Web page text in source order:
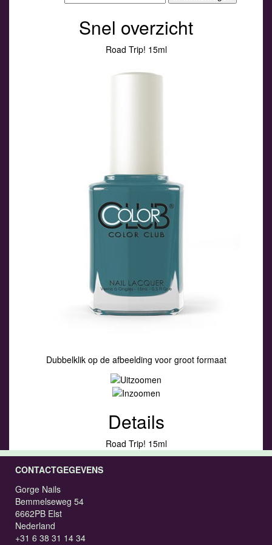
Snel overzicht
Road Trip! 15ml
Dubbelklik op de afbeelding voor groot formaat
Details
Road Trip! 15ml
CONTACTGEGEVENS
Gorge Nails
Bemmelseweg 54
6662PB Elst
Nederland
+31 6 38 31 14 34